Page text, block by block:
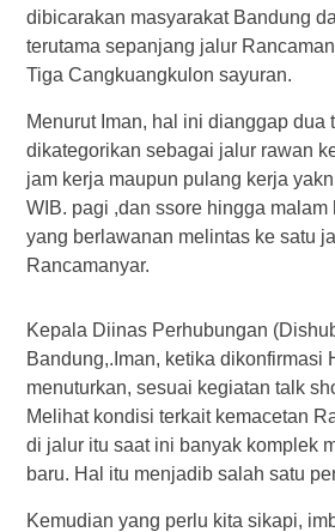
dibicarakan masyarakat Bandung
terutama sepanjang jalur
Tiga Cangkuangkulon sayuran.
Menurut Iman, hal ini dianggap dua
dikategorikan sebagai jalur rawan
jam kerja maupun pulang kerja
WIB. pagi ,dan ssore hingga malam
yang berlawanan melintas ke satu
Rancamanyar.
Kepala Diinas Perhubungan
Bandung,.Iman, ketika dikonfirmasi
menuturkan, sesuai kegiatan talk
Melihat kondisi terkait kemacetan
di jalur itu saat ini banyak komplek
baru. Hal itu menjadib salah satu
Kemudian yang perlu kita sikapi,